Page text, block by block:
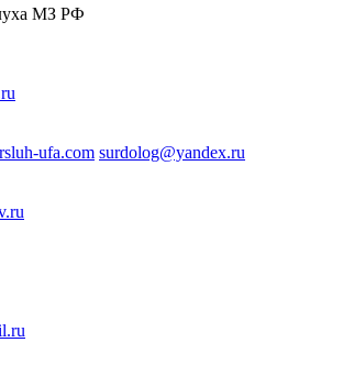
МЗ РФ
ufa.com surdolog@yandex.ru